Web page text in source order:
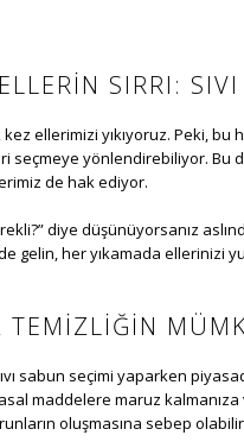
SIRRI:
ellerimizi yıkıyoruz. Peki,
seçmeye yönlendirebiliyor. Bu
de hak ediyor.
diye düşünüyorsanız
gelin, her yıkamada ellerinizi
TEMIZLIĞIN
sabun seçimi yaparken
maddelere maruz
oluşmasına sebep